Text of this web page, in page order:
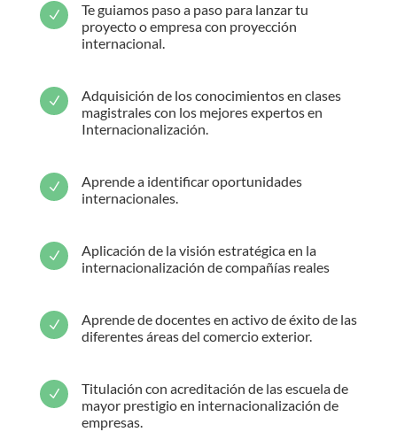
N
Te guiamos paso a paso para lanzar tu
proyecto o empresa con proyección
internacional.
N
Adquisición de los conocimientos en clases
magistrales con los mejores expertos en
Internacionalización.
N
Aprende a identificar oportunidades
internacionales.
N
Aplicación de la visión estratégica en la
internacionalización de compañías reales
N
Aprende de docentes en activo de éxito de las
diferentes áreas del comercio exterior.
N
Titulación con acreditación de las escuela de
mayor prestigio en internacionalización de
empresas.